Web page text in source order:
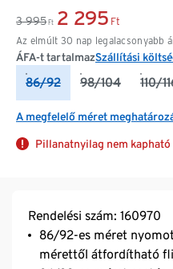
3 995 Ft 2 295 Ft
Az elmúlt 30 nap legalacsonyabb
ÁFA-t tartalmazSzállítási
86/92 98/104 110/
A megfelelő méret
Pillanatnyilag nem kapható
Rendelési szám: 160970
86/92-es méret
mérettől átfordítható